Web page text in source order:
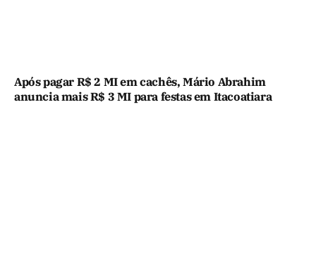
Após pagar R$ 2 MI em cachês, Mário Abrahim
anuncia mais R$ 3 MI para festas em Itacoatiara